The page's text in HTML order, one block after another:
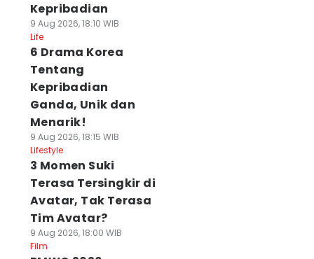
Kepribadian
9 Aug 2026, 18:10 WIB
Life
6 Drama Korea
Tentang
Kepribadian
Ganda, Unik dan
Menarik!
9 Aug 2026, 18:15 WIB
Lifestyle
3 Momen Suki
Terasa Tersingkir di
Avatar, Tak Terasa
Tim Avatar?
9 Aug 2026, 18:00 WIB
Film